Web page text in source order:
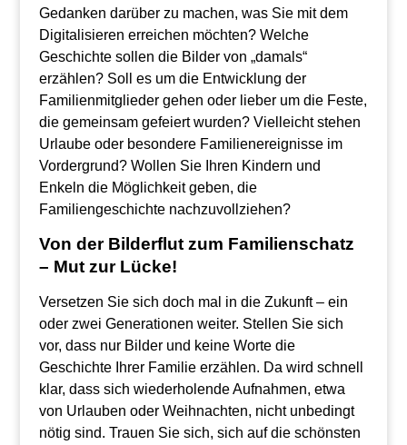
Gedanken darüber zu machen, was Sie mit dem
Digitalisieren erreichen möchten? Welche
Geschichte sollen die Bilder von „damals“
erzählen? Soll es um die Entwicklung der
Familienmitglieder gehen oder lieber um die Feste,
die gemeinsam gefeiert wurden? Vielleicht stehen
Urlaube oder besondere Familienereignisse im
Vordergrund? Wollen Sie Ihren Kindern und
Enkeln die Möglichkeit geben, die
Familiengeschichte nachzuvollziehen?
Von der Bilderflut zum Familienschatz
– Mut zur Lücke!
Versetzen Sie sich doch mal in die Zukunft – ein
oder zwei Generationen weiter. Stellen Sie sich
vor, dass nur Bilder und keine Worte die
Geschichte Ihrer Familie erzählen. Da wird schnell
klar, dass sich wiederholende Aufnahmen, etwa
von Urlauben oder Weihnachten, nicht unbedingt
nötig sind. Trauen Sie sich, sich auf die schönsten